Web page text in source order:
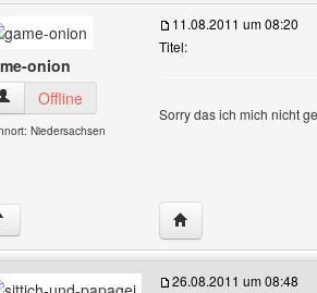
onion
onion Benutzer-Profile anzeigen
Offline
Niedersachsen
11.08.2011 um 08:20
Titel:
Sorry das ich mich nicht
Website dieses
26.08.2011 um 08:48